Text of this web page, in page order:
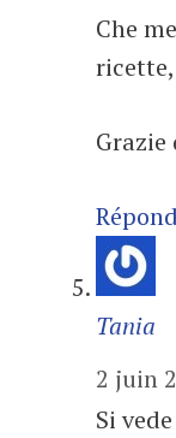
Che
Grazie
Tania
2 juin
Si